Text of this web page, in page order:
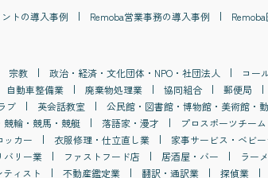
トの導入事例 Remoba営業事務の導入事例 Remoba
宗教 政治・経済・文化団体・NPO・社団法人 コー
自動車整備業 廃棄物処理業 協同組合 郵便局
ブ 英会話教室 公民館・図書館・博物館・美術館・
輪・競馬・競艇 落語家・漫才 プロスポーツチーム
ッカー 衣服修理・仕立直し業 家事サービス・ベビ
バリー業 ファストフード店 居酒屋・バー ラー
ィスト 不動産鑑定業 翻訳・通訳業 探偵業